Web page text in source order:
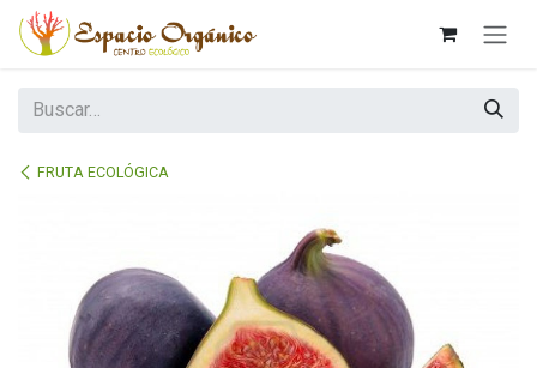
Ir al contenido
FRUTA ECOLÓGICA